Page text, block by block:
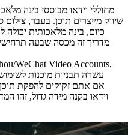
מחוללי וידאו מבוססי בינה
מדריך זה מכסה שבעה
WeChat Video Accounts,
עשרה תבניות מוכנות
וידאו בקנה מידה גדול, זהו